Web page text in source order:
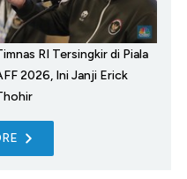
RI Tersingkir di Piala
2026, Ini Janji Erick